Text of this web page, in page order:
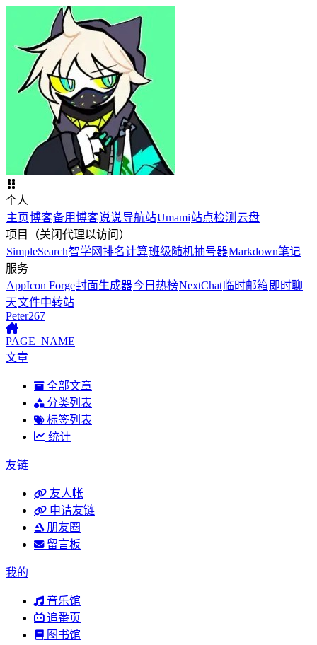
个人
主页博客备用博客说说导航站Umami站点检测 云盘
项目（关闭代理以访问）
SimpleSearch智学网排名计算班级随机抽号器Markdown笔记
服务
AppIcon Forge封面生成器今日热榜NextChat 临时邮箱 即时聊
天文件中转站
Peter267
PAGE_NAME
文章
全部文章
分类列表
标签列表
统计
友链
友人帐
申请友链
朋友圈
留言板
我的
音乐馆
追番页
图书馆